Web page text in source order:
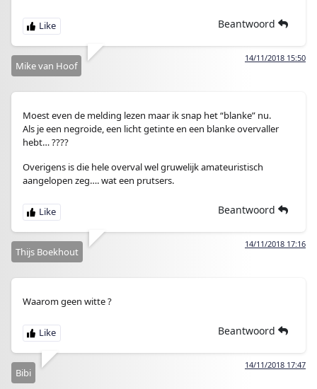
Beantwoord
14/11/2018 15:50
Mike van Hoof
Moest even de melding lezen maar ik snap het “blanke” nu.
Als je een negroide, een licht getinte en een blanke overvaller
hebt… ????
Overigens is die hele overval wel gruwelijk amateuristisch
aangelopen zeg…. wat een prutsers.
Beantwoord
14/11/2018 17:16
Thijs Boekhout
Waarom geen witte ?
Beantwoord
14/11/2018 17:47
Bibi